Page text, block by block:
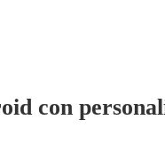
con